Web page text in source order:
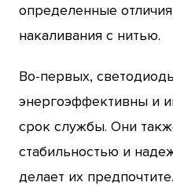
определенные
накаливания с нитью.
Во-первых,
энергоэффективны и
срок службы. Они
стабильностью и
делает их